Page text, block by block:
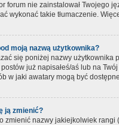
forum nie zainstalował Twojego
wykonać takie tłumaczenie.
moją nazwą użytkownika?
się poniżej nazwy
już napisałeś/aś lub na
w jaki awatary mogą być
ją zmienić?
zmienić nazwy jakiejkolwiek